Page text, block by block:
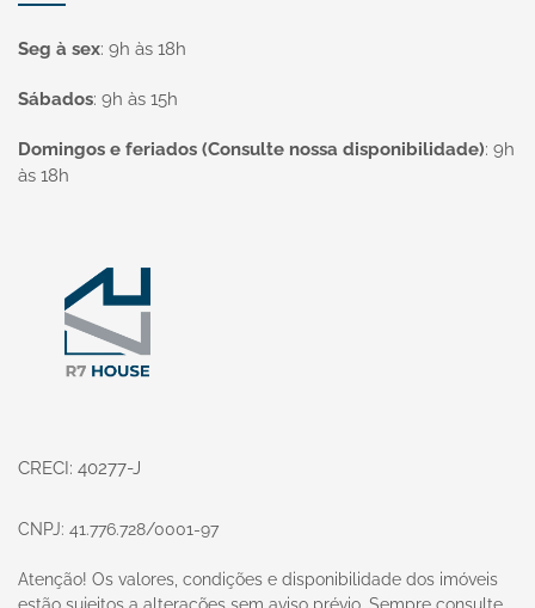
Seg à sex: 9h às 18h
Sábados: 9h às 15h
Domingos e feriados (Consulte nossa disponibilidade): 9h
às 18h
CRECI: 40277-J
CNPJ: 41.776.728/0001-97
Atenção! Os valores, condições e disponibilidade dos imóveis